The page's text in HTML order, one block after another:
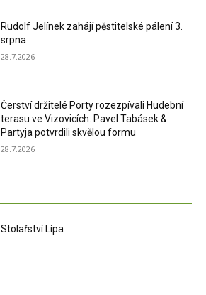
Rudolf Jelínek zahájí pěstitelské pálení 3.
srpna
28.7.2026
Čerství držitelé Porty rozezpívali Hudební
terasu ve Vizovicích. Pavel Tabásek &
Partyja potvrdili skvělou formu
28.7.2026
Stolařství Lípa